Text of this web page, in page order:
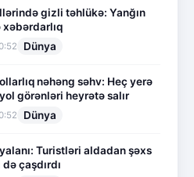
gizli təhlükə: Yanğın
Dünya
nəhəng səhv: Heç yerə
görənləri heyrətə salır
Dünya
Turistləri aldadan şəxs
çaşdırdı